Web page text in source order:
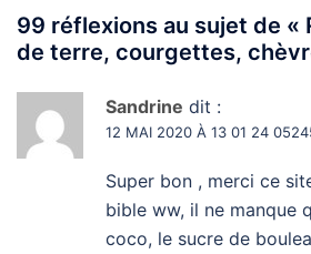
99 réflexions au sujet de «
de terre, courgettes,
Sandrine dit :
12 MAI 2020 À 13 01 24
Super bon , merci ce
bible ww, il ne manque
coco, le sucre de